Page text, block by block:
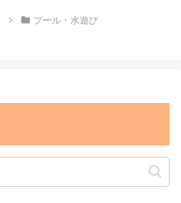
プール・水遊び